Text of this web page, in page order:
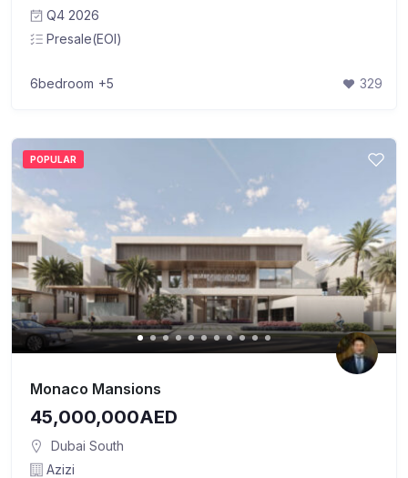
Q4 2026
Presale(EOI)
6bedroom +5 329
POPULAR
Monaco Mansions
45,000,000AED
Dubai South
Azizi